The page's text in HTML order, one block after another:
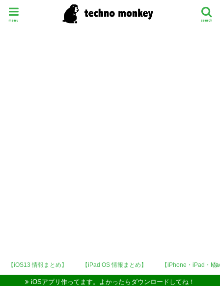
search
menu
【iOS13 情報まとめ】 【iPad OS 情報まとめ】 【iPhone・iPad・
iOSアプリ作ってます。よかったらダウンロードしてね！